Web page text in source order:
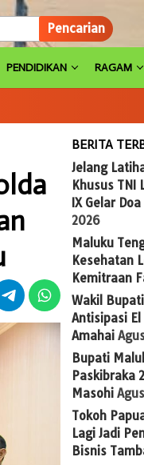
Pencarian
PENDIDIKAN RAGAM
BERITA
Jelang
Khusus TNI
IX Gelar
2026
Maluku
Kesehatan
Kemitraan
Wakil
Antisipasi
Amahai
Bupati
Paskibraka
Masohi
Tokoh
Lagi Jadi
Bisnis